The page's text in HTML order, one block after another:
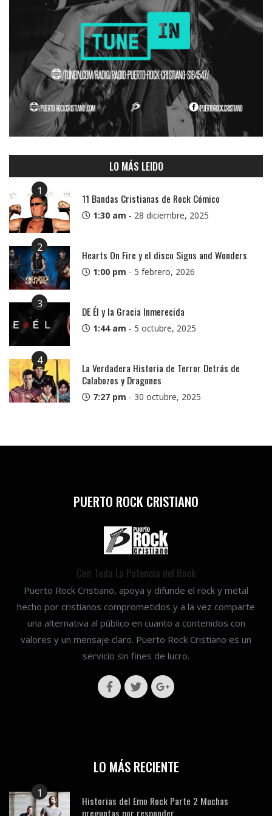
LO MÁS LEIDO
1
11 Bandas Cristianas de Rock Cómico
1:30 am - 28 diciembre, 2025
2
Hearts On Fire y el disco Signs and Wonders
1:00 pm - 5 febrero, 2026
3
DE Él y la Gracia Inmerecida
1:44 am - 5 octubre, 2025
4
La Verdadera Historia de Terror Detrás de
Calabozos y Dragones
7:27 pm - 30 octubre, 2025
PUERTO ROCK CRISTIANO
Con Toda La Potencia del Rock
Puerto Rock Cristiano, apoya y difunde el rock y metal
hecho por cristianos comprometidos y a la vez comparte
una alternativa al público en cuanto a contenidos con
valores y un mensaje claro. Puerto Rock Cristiano es un
servicio sin fines de lucro.
LO MÁS RECIENTE
1
Historias del Emo Rock Parte 2 Muchas
preguntas por responder